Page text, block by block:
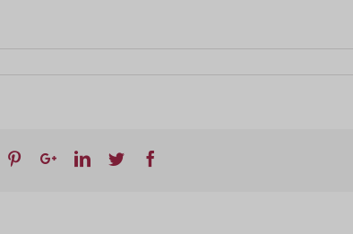
Facebook
Twitter
Linkedin
Google+